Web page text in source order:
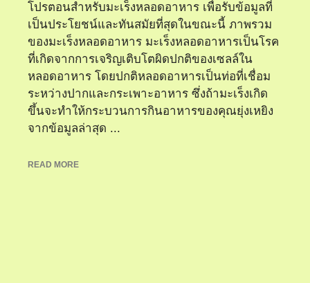
โปรตอนสำหรับมะเร็งหลอดอาหาร เพื่อรับข้อมูลที่
เป็นประโยชน์และทันสมัยที่สุดในขณะนี้ ภาพรวม
ของมะเร็งหลอดอาหาร มะเร็งหลอดอาหารเป็นโรค
ที่เกิดจากการเจริญเติบโตผิดปกติของเซลล์ใน
หลอดอาหาร โดยปกติหลอดอาหารเป็นท่อที่เชื่อม
ระหว่างปากและกระเพาะอาหาร ซึ่งถ้ามะเร็งเกิด
ขึ้นจะทำให้กระบวนการกินอาหารของคุณยุ่งเหยิง
จากข้อมูลล่าสุด ...
READ MORE